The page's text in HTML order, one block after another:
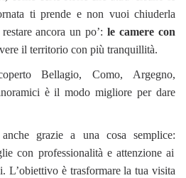
ti prende e non vuoi chiuderla
ancora un po’:le camere con
il territorio con più tranquillità.
Bellagio, Como, Argegno,
è il modo migliore per dare
grazie a una cosa semplice:
con professionalità e attenzione ai
L’obiettivo è trasformare la tua visita